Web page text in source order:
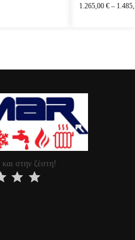
1.265,00 € –
στην ζέστη!